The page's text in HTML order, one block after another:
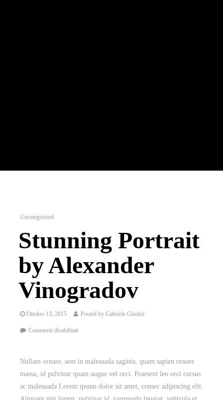
Uncategorized
Stunning Portrait
by Alexander
Vinogradov
Ottobre 13, 2015 Posted by Gabriele Giudici
Commenti disabilitati
Nullam ornare, sem in malesuada sagittis, quam sapien ornare
massa, id pulvinar quam augue vel orci. Praesent leo orci cursus
ac malesuada Lorem ipsum dolor sit amet, consec adipiscing elit.